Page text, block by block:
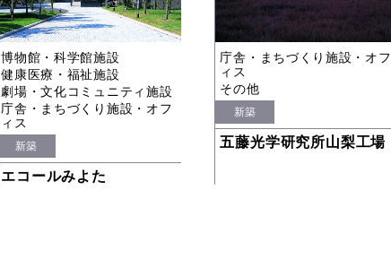
博物館・科学館施設
健康医療・福祉施設
劇場・文化コミュニティ施設
庁舎・まちづくり施設・オフ
ィス
新築
エコールみよた
庁舎・まちづくり施設・オフ
ィス
その他
新築
五藤光学研究所山梨工場